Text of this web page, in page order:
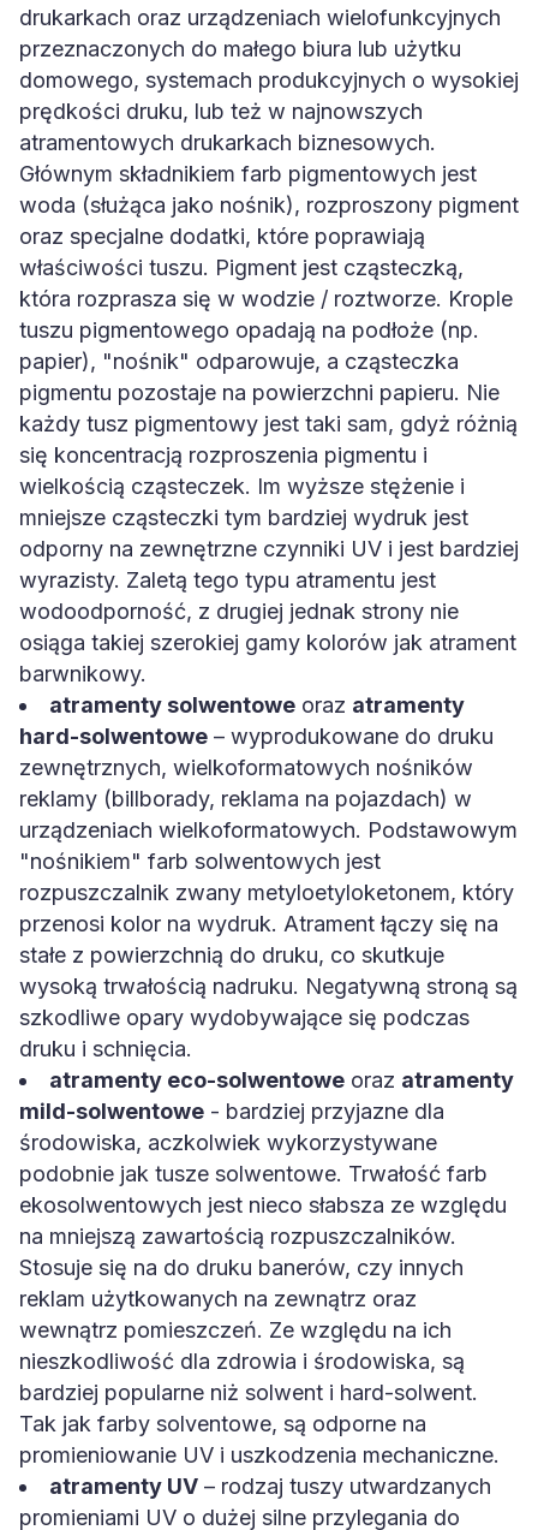
drukarkach oraz urządzeniach wielofunkcyjnych
przeznaczonych do małego biura lub użytku
domowego, systemach produkcyjnych o wysokiej
prędkości druku, lub też w najnowszych
atramentowych drukarkach biznesowych.
Głównym składnikiem farb pigmentowych jest
woda (służąca jako nośnik), rozproszony pigment
oraz specjalne dodatki, które poprawiają
właściwości tuszu. Pigment jest cząsteczką,
która rozprasza się w wodzie / roztworze. Krople
tuszu pigmentowego opadają na podłoże (np.
papier), "nośnik" odparowuje, a cząsteczka
pigmentu pozostaje na powierzchni papieru. Nie
każdy tusz pigmentowy jest taki sam, gdyż różnią
się koncentracją rozproszenia pigmentu i
wielkością cząsteczek. Im wyższe stężenie i
mniejsze cząsteczki tym bardziej wydruk jest
odporny na zewnętrzne czynniki UV i jest bardziej
wyrazisty. Zaletą tego typu atramentu jest
wodoodporność, z drugiej jednak strony nie
osiąga takiej szerokiej gamy kolorów jak atrament
barwnikowy.
atramenty solwentowe oraz atramenty
hard-solwentowe – wyprodukowane do druku
zewnętrznych, wielkoformatowych nośników
reklamy (billborady, reklama na pojazdach) w
urządzeniach wielkoformatowych. Podstawowym
"nośnikiem" farb solwentowych jest
rozpuszczalnik zwany metyloetyloketonem, który
przenosi kolor na wydruk. Atrament łączy się na
stałe z powierzchnią do druku, co skutkuje
wysoką trwałością nadruku. Negatywną stroną są
szkodliwe opary wydobywające się podczas
druku i schnięcia.
atramenty eco-solwentowe oraz atramenty
mild-solwentowe - bardziej przyjazne dla
środowiska, aczkolwiek wykorzystywane
podobnie jak tusze solwentowe. Trwałość farb
ekosolwentowych jest nieco słabsza ze względu
na mniejszą zawartością rozpuszczalników.
Stosuje się na do druku banerów, czy innych
reklam użytkowanych na zewnątrz oraz
wewnątrz pomieszczeń. Ze względu na ich
nieszkodliwość dla zdrowia i środowiska, są
bardziej popularne niż solwent i hard-solwent.
Tak jak farby solventowe, są odporne na
promieniowanie UV i uszkodzenia mechaniczne.
atramenty UV – rodzaj tuszy utwardzanych
promieniami UV o dużej silne przylegania do